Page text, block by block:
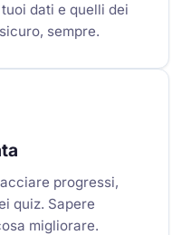
dati e quelli dei
sempre.
progressi,
quiz. Sapere
migliorare.